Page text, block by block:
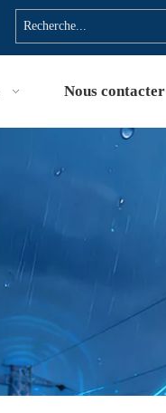
Nous contacter